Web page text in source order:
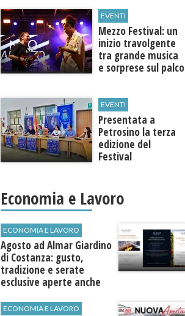
EVENTI
Mezzo Festival: un
inizio travolgente
tra grande musica
e sorprese sul palco
EVENTI
Presentata a
Petrosino la terza
edizione del
Festival
"Voci dal
Mediterraneo"
Economia e Lavoro
ECONOMIA E LAVORO
Agosto ad Almar Giardino
di Costanza: gusto,
tradizione e serate
esclusive aperte anche
ECONOMIA E LAVORO